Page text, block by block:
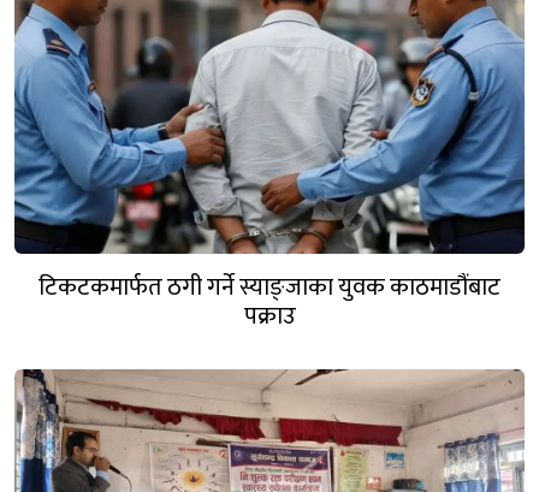
टिकटकमार्फत ठगी गर्ने स्याङ्जाका युवक काठमाडौंबाट
पक्राउ